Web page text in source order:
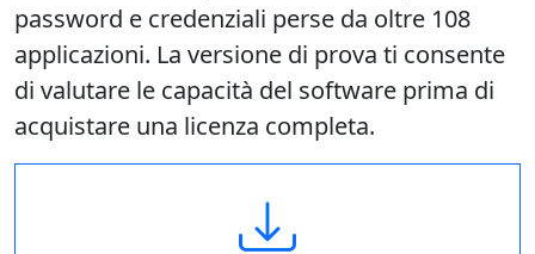
password e credenziali perse da oltre 108
applicazioni. La versione di prova ti consente
di valutare le capacità del software prima di
acquistare una licenza completa.